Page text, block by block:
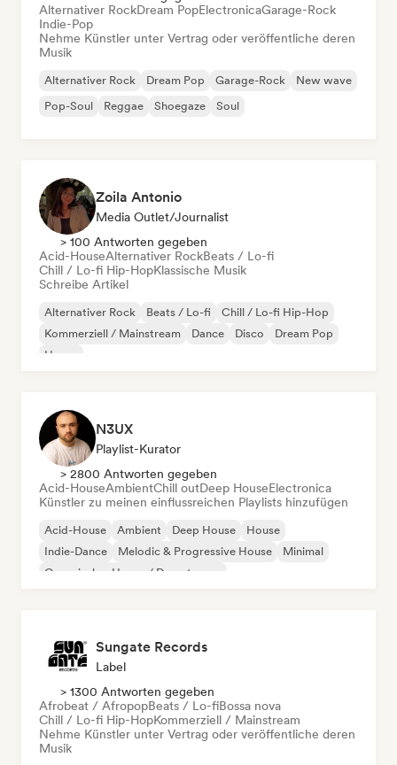
Alternativer RockDream PopElectronicaGarage-Rock
Indie-Pop
Nehme Künstler unter Vertrag oder veröffentliche deren
Musik
Alternativer Rock Dream Pop Garage-Rock
New wave
Pop-Soul
Reggae Shoegaze Soul
Zoila Antonio
Media Outlet/Journalist
> 100 Antworten gegeben
Acid-HouseAlternativer RockBeats / Lo-fi
Chill / Lo-fi Hip-HopKlassische Musik
Schreibe Artikel
Alternativer Rock Beats / Lo-fi
Chill / Lo-fi Hip-Hop
Kommerziell / Mainstream
Dance Disco
Dream Pop
House
N3UX
Playlist-Kurator
> 2800 Antworten gegeben
Acid-HouseAmbientChill outDeep HouseElectronica
Künstler zu meinen einflussreichen Playlists hinzufügen
Acid-House Ambient Deep House
House
Indie-Dance
Melodic & Progressive House
Minimal
Organischer House / Downtempo
Sungate Records
Label
> 1300 Antworten gegeben
Afrobeat / AfropopBeats / Lo-fiBossa nova
Chill / Lo-fi Hip-HopKommerziell / Mainstream
Nehme Künstler unter Vertrag oder veröffentliche deren
Musik